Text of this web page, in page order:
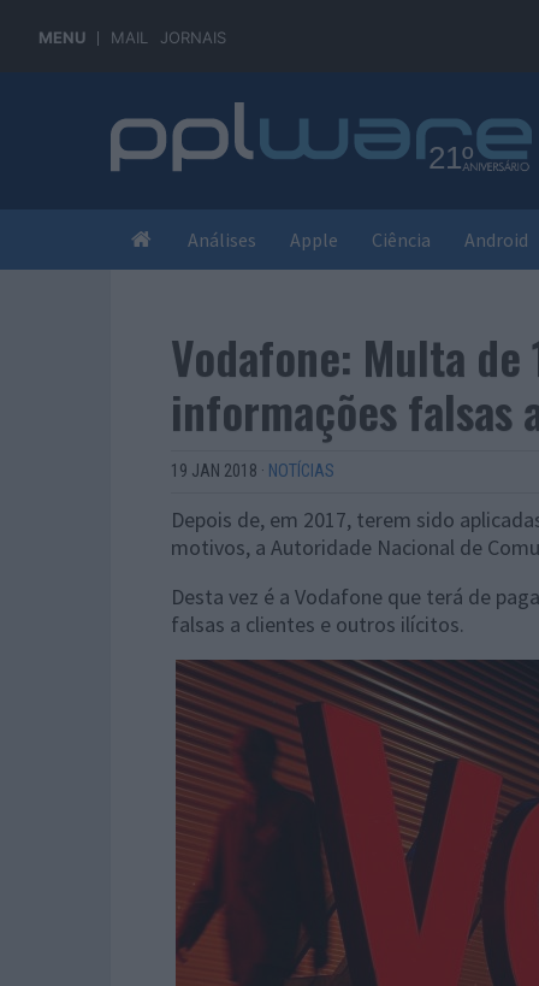
MENU MAIL JORNAIS
Análises Apple Ciência Android
Vodafone: Multa de
informações falsas
19 JAN 2018 · NOTÍCIAS
Depois de, em 2017, terem sido
motivos, a Autoridade Nacional de
Desta vez é a Vodafone que terá de
falsas a clientes e outros ilícitos.